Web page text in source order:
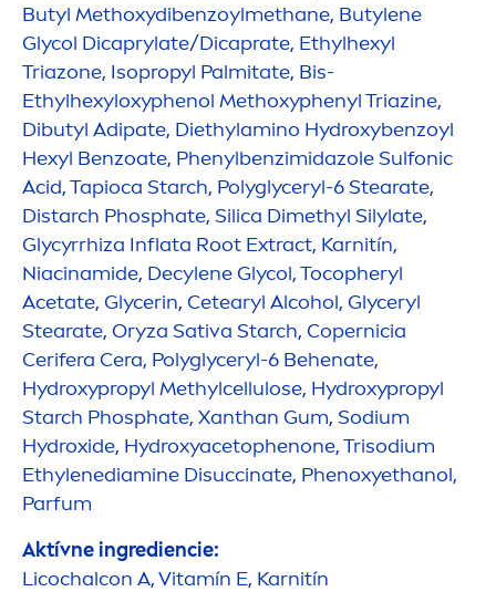
Butyl Methoxydibenzoylmethane, Butylene
Glycol Dicaprylate/Dicaprate, Ethylhexyl
Triazone, Isopropyl Palmitate, Bis-
Ethylhexyloxyphenol Methoxyphenyl Triazine,
Dibutyl Adipate, Diethylamino Hydroxybenzoyl
Hexyl Benzoate, Phenylbenzimidazole Sulfonic
Acid, Tapioca Starch, Polyglyceryl-6 Stearate,
Distarch Phosphate, Silica Dimethyl Silylate,
Glycyrrhiza Inflata Root Extract, Karnitín,
Niacinamide, Decylene Glycol, Tocopheryl
Acetate, Glycerin, Cetearyl Alcohol, Glyceryl
Stearate, Oryza Sativa Starch, Copernicia
Cerifera Cera, Polyglyceryl-6 Behenate,
Hydroxypropyl Methylcellulose, Hydroxypropyl
Starch Phosphate, Xanthan Gum, Sodium
Hydroxide, Hydroxyacetophenone, Trisodium
Ethylenediamine Disuccinate, Phenoxyethanol,
Parfum
Aktívne ingrediencie:
Licochalcon A, Vitamín E, Karnitín